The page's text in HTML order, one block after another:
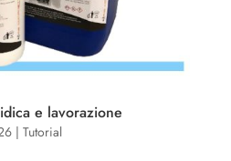
e lavorazione
| Tutorial